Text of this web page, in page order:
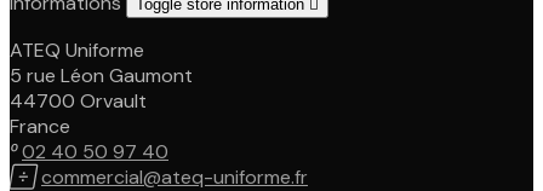
Toggle store information 
ATEQ Uniforme
5 rue Léon Gaumont
44700 Orvault
France
02 40 50 97 40
commercial@ateq-uniforme.fr